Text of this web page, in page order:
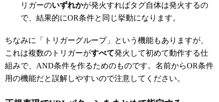
リガーのいずれかが発火すればタグ自体は発火するの
で、結果的にOR条件と同じ挙動になります。
ちなみに「トリガーグループ」という機能もありますが、
これは複数のトリガーがすべて発火して初めて動作する仕
組みで、AND条件を作るためのものです。名前からOR条件
用の機能だと誤解しやすいので注意してください。